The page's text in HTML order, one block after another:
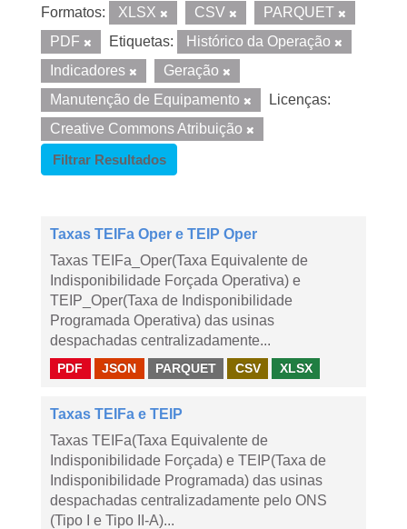
Formatos: XLSX CSV
PARQUET
PDF
Etiquetas:
Histórico da Operação
Indicadores
Geração
Manutenção de Equipamento
Licenças:
Creative Commons Atribuição
Filtrar Resultados
Taxas TEIFa Oper e TEIP Oper
Taxas TEIFa_Oper(Taxa Equivalente de
Indisponibilidade Forçada Operativa) e
TEIP_Oper(Taxa de Indisponibilidade
Programada Operativa) das usinas
despachadas centralizadamente...
PDF JSON PARQUET CSV XLSX
Taxas TEIFa e TEIP
Taxas TEIFa(Taxa Equivalente de
Indisponibilidade Forçada) e TEIP(Taxa de
Indisponibilidade Programada) das usinas
despachadas centralizadamente pelo ONS
(Tipo I e Tipo II-A)...